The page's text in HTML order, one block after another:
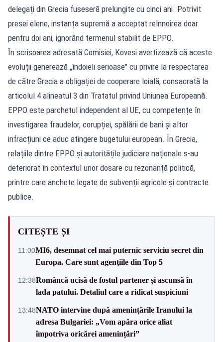
delegați din Grecia fuseseră prelungite cu cinci ani. Potrivit
presei elene, instanța supremă a acceptat reînnoirea doar
pentru doi ani, ignorând termenul stabilit de EPPO.
În scrisoarea adresată Comisiei, Kovesi avertizează că aceste
evoluții generează „îndoieli serioase" cu privire la respectarea
de către Grecia a obligației de cooperare loială, consacrată la
articolul 4 alineatul 3 din Tratatul privind Uniunea Europeană.
EPPO este parchetul independent al UE, cu competențe în
investigarea fraudelor, corupției, spălării de bani și altor
infracțiuni ce aduc atingere bugetului european. În Grecia,
relațiile dintre EPPO și autoritățile judiciare naționale s-au
deteriorat în contextul unor dosare cu rezonanță politică,
printre care anchete legate de subvenții agricole și contracte
publice.
CITEȘTE ȘI
11:00MI6, desemnat cel mai puternic serviciu secret din
Europa. Care sunt agenţiile din Top 5
12:38Româncă ucisă de fostul partener și ascunsă în
lada patului. Detaliul care a ridicat suspiciuni
13:48NATO intervine după amenințările Iranului la
adresa Bulgariei: „Vom apăra orice aliat
împotriva oricărei amenințări”